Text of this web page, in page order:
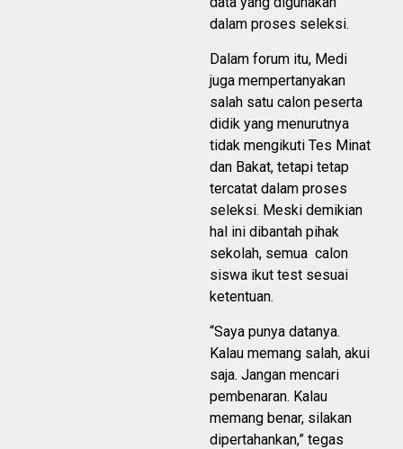
dalam proses seleksi.
Dalam forum itu, Medi
juga mempertanyakan
salah satu calon peserta
didik yang menurutnya
tidak mengikuti Tes Minat
dan Bakat, tetapi tetap
tercatat dalam proses
seleksi. Meski demikian
hal ini dibantah pihak
sekolah, semua calon
siswa ikut test sesuai
ketentuan.
“Saya punya datanya.
Kalau memang salah, akui
saja. Jangan mencari
pembenaran. Kalau
memang benar, silakan
dipertahankan,” tegas